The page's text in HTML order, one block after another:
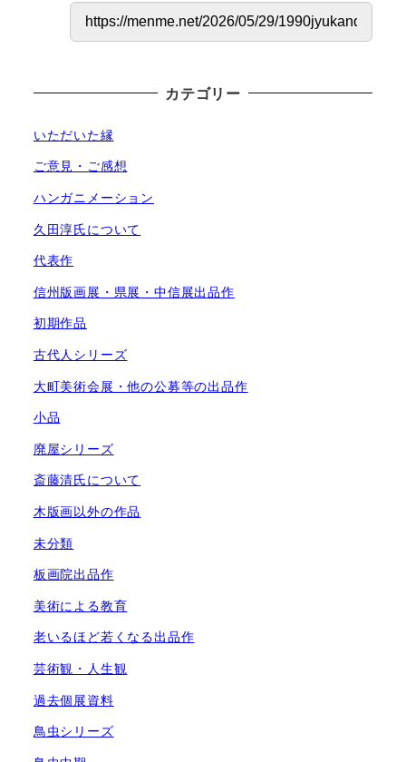
カテゴリー
いただいた縁
ご意見・ご感想
ハンガニメーション
久田淳氏について
代表作
信州版画展・県展・中信展出品作
初期作品
古代人シリーズ
大町美術会展・他の公募等の出品作
小品
廃屋シリーズ
斎藤清氏について
木版画以外の作品
未分類
板画院出品作
美術による教育
老いるほど若くなる出品作
芸術観・人生観
過去個展資料
鳥虫シリーズ